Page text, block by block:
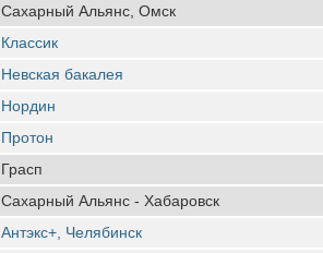
Сахарный Альянс, Омск
Классик
Невская бакалея
Нордин
Протон
Грасп
Сахарный Альянс - Хабаровск
Антэкс+, Челябинск